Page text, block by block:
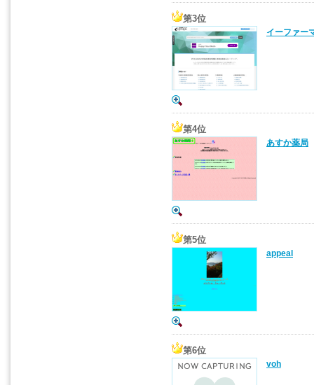
第3位
イーファー
第4位
あすか薬局
第5位
appeal
第6位
voh